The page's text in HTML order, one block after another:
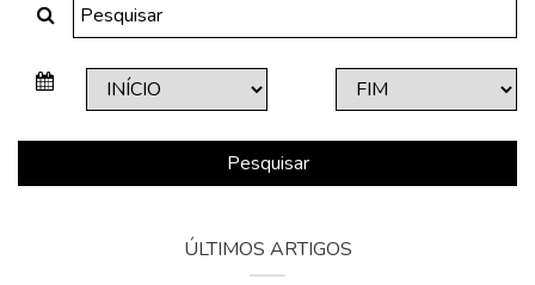
Pesquisar
ÚLTIMOS ARTIGOS